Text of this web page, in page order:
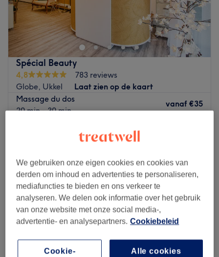
Spécial Beauty
4,8
783 reviews
Globe, Ukkel
Laat zien op de kaart
Massage du dos
20 min - 30 min
vanaf €35
Maandag 11:00–21:00
Dinsdag
08:00
Woensdag
08:00–22:00
Donderdag
08:00
Vrijdag
08:00–21:00
Zaterdag
08:00–21:00
Zondag
Gesloten
We gebruiken onze eigen cookies en cookies van
derden om inhoud en advertenties te personaliseren,
mediafuncties te bieden en ons verkeer te
analyseren. We delen ook informatie over het gebruik
van onze website met onze social media-,
advertentie- en analysepartners. Cookiebeleid
Alle cookies
Cookie-